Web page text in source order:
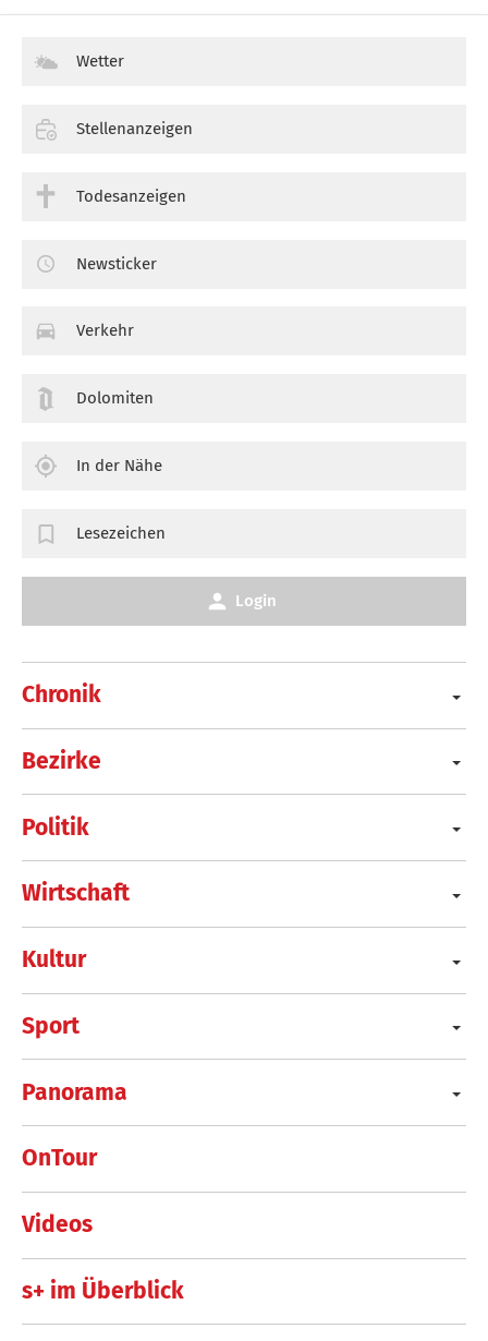
Chronik
Bezirke
Politik
Wirtschaft
Kultur
Sport
Panorama
OnTour
Videos
s+ im Überblick
Wetter
Stellenanzeigen
Todesanzeigen
Newsticker
Verkehr
Dolomiten
In der Nähe
Lesezeichen
Login